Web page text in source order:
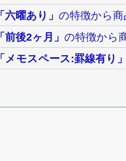
「六曜あり」の特徴から
「前後2ヶ月」の特徴から
「メモスペース:罫線有り